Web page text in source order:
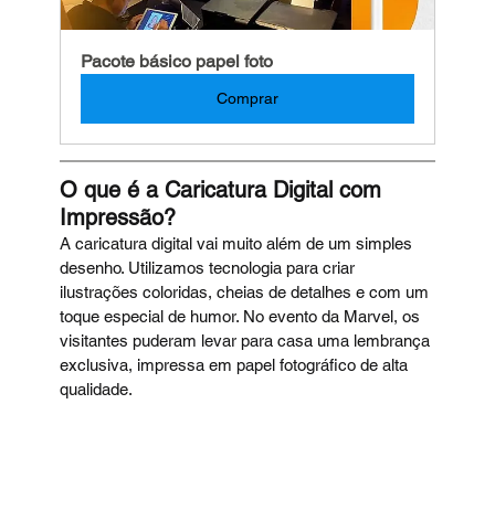
Pacote básico papel foto
Comprar
O que é a Caricatura Digital com
Impressão?
A caricatura digital vai muito além de um simples
desenho. Utilizamos tecnologia para criar
ilustrações coloridas, cheias de detalhes e com um
toque especial de humor. No evento da Marvel, os
visitantes puderam levar para casa uma lembrança
exclusiva, impressa em papel fotográfico de alta
qualidade.